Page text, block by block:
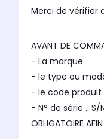
Merci de vérifier
AVANT DE
- La marque
- le type ou
- le code produit
- N° de série .. S/
OBLIGATOIRE